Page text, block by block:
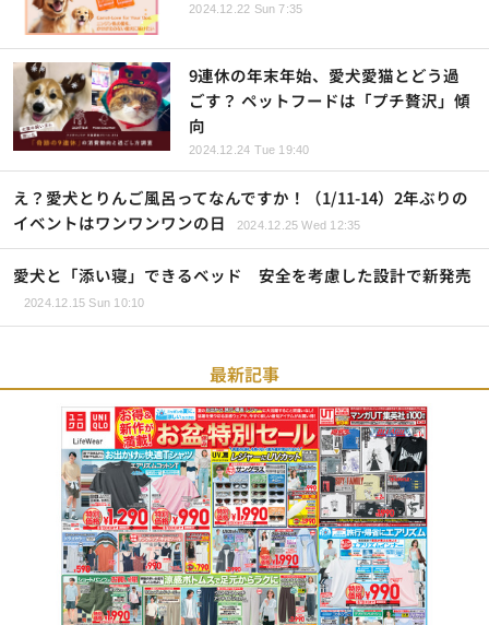
2024.12.22 Sun 7:35
9連休の年末年始、愛犬愛猫とどう過
ごす？ ペットフードは「プチ贅沢」傾
向
2024.12.24 Tue 19:40
え？愛犬とりんご風呂ってなんですか！（1/11-14）2年ぶりの
イベントはワンワンワンの日
2024.12.25 Wed 12:35
愛犬と「添い寝」できるベッド 安全を考慮した設計で新発売
2024.12.15 Sun 10:10
最新記事